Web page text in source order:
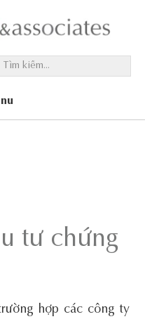
tư chứng
hợp các công ty